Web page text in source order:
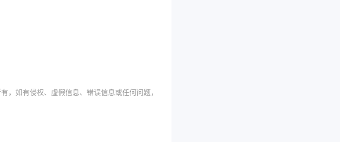
，如有侵权、虚假信息、错误信息或任何问题，